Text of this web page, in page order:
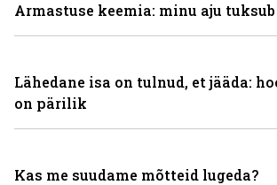
Armastuse keemia: minu aju
Lähedane isa on tulnud, et jääda:
on pärilik
Kas me suudame mõtteid lugeda?